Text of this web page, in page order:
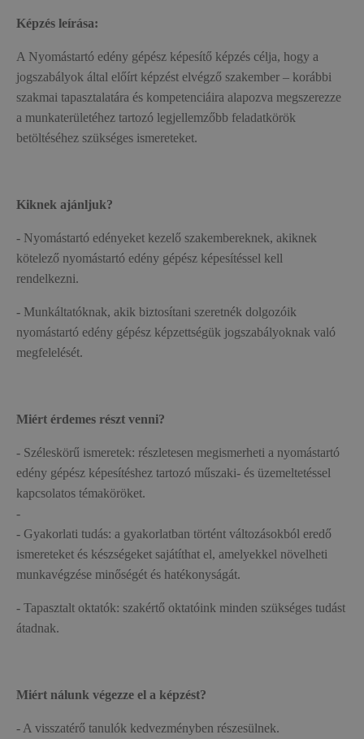
Képzés leírása:
A Nyomástartó edény gépész képesítő képzés célja, hogy a
jogszabályok által előírt képzést elvégző szakember – korábbi
szakmai tapasztalatára és kompetenciáira alapozva megszerezze
a munkaterületéhez tartozó legjellemzőbb feladatkörök
betöltéséhez szükséges ismereteket.
Kiknek ajánljuk?
- Nyomástartó edényeket kezelő szakembereknek, akiknek
kötelező nyomástartó edény gépész képesítéssel kell
rendelkezni.
- Munkáltatóknak, akik biztosítani szeretnék dolgozóik
nyomástartó edény gépész képzettségük jogszabályoknak való
megfelelését.
Miért érdemes részt venni?
- Széleskörű ismeretek: részletesen megismerheti a nyomástartó
edény gépész képesítéshez tartozó műszaki- és üzemeltetéssel
kapcsolatos témaköröket.
-
- Gyakorlati tudás: a gyakorlatban történt változásokból eredő
ismereteket és készségeket sajátíthat el, amelyekkel növelheti
munkavégzése minőségét és hatékonyságát.
- Tapasztalt oktatók: szakértő oktatóink minden szükséges tudást
átadnak.
Miért nálunk végezze el a képzést?
- A visszatérő tanulók kedvezményben részesülnek.